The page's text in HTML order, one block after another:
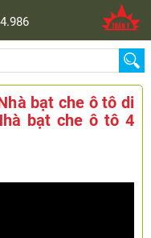
bạt che ô tô di
bạt che ô tô 4